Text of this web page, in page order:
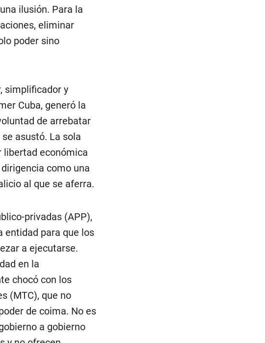
ilusión. Para la
eliminar
poder sino
simplificador y
Cuba, generó la
de arrebatar
asustó. La sola
libertad económica
como una
al que se aferra.
privadas (APP),
entidad para que los
a ejecutarse.
en la
chocó con los
(MTC), que no
de coima. No es
a gobierno